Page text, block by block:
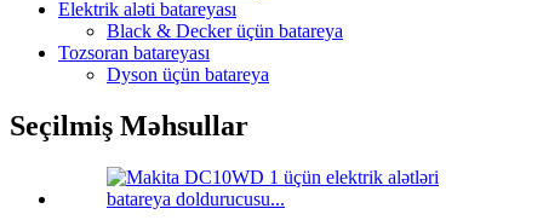
Elektrik aləti batareyası
Black & Decker üçün batareya
Tozsoran batareyası
Dyson üçün batareya
Seçilmiş Məhsullar